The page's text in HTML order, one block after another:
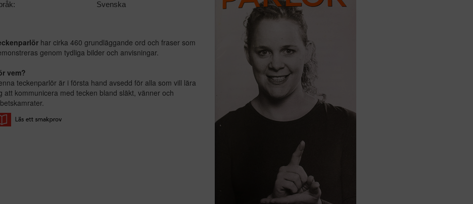
Svenska
har cirka 460 grundläggande ord och fraser som
genom tydliga bilder och anvisningar.
vem?
teckenparlör är i första hand avsedd för alla som vill lära
att kommunicera med tecken bland släkt, vänner och